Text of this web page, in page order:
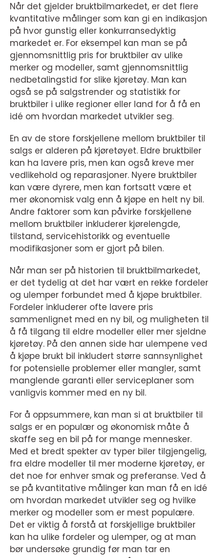
Når det gjelder bruktbilmarkedet, er det flere
kvantitative målinger som kan gi en indikasjon
på hvor gunstig eller konkurransedyktig
markedet er. For eksempel kan man se på
gjennomsnittlig pris for bruktbiler av ulike
merker og modeller, samt gjennomsnittlig
nedbetalingstid for slike kjøretøy. Man kan
også se på salgstrender og statistikk for
bruktbiler i ulike regioner eller land for å få en
idé om hvordan markedet utvikler seg.
En av de store forskjellene mellom bruktbiler til
salgs er alderen på kjøretøyet. Eldre bruktbiler
kan ha lavere pris, men kan også kreve mer
vedlikehold og reparasjoner. Nyere bruktbiler
kan være dyrere, men kan fortsatt være et
mer økonomisk valg enn å kjøpe en helt ny bil.
Andre faktorer som kan påvirke forskjellene
mellom bruktbiler inkluderer kjørelengde,
tilstand, servicehistorikk og eventuelle
modifikasjoner som er gjort på bilen.
Når man ser på historien til bruktbilmarkedet,
er det tydelig at det har vært en rekke fordeler
og ulemper forbundet med å kjøpe bruktbiler.
Fordeler inkluderer ofte lavere pris
sammenlignet med en ny bil, og muligheten til
å få tilgang til eldre modeller eller mer sjeldne
kjøretøy. På den annen side har ulempene ved
å kjøpe brukt bil inkludert større sannsynlighet
for potensielle problemer eller mangler, samt
manglende garanti eller serviceplaner som
vanligvis kommer med en ny bil.
For å oppsummere, kan man si at bruktbiler til
salgs er en populær og økonomisk måte å
skaffe seg en bil på for mange mennesker.
Med et bredt spekter av typer biler tilgjengelig,
fra eldre modeller til mer moderne kjøretøy, er
det noe for enhver smak og preferanse. Ved å
se på kvantitative målinger kan man få en idé
om hvordan markedet utvikler seg og hvilke
merker og modeller som er mest populære.
Det er viktig å forstå at forskjellige bruktbiler
kan ha ulike fordeler og ulemper, og at man
bør undersøke grundig før man tar en